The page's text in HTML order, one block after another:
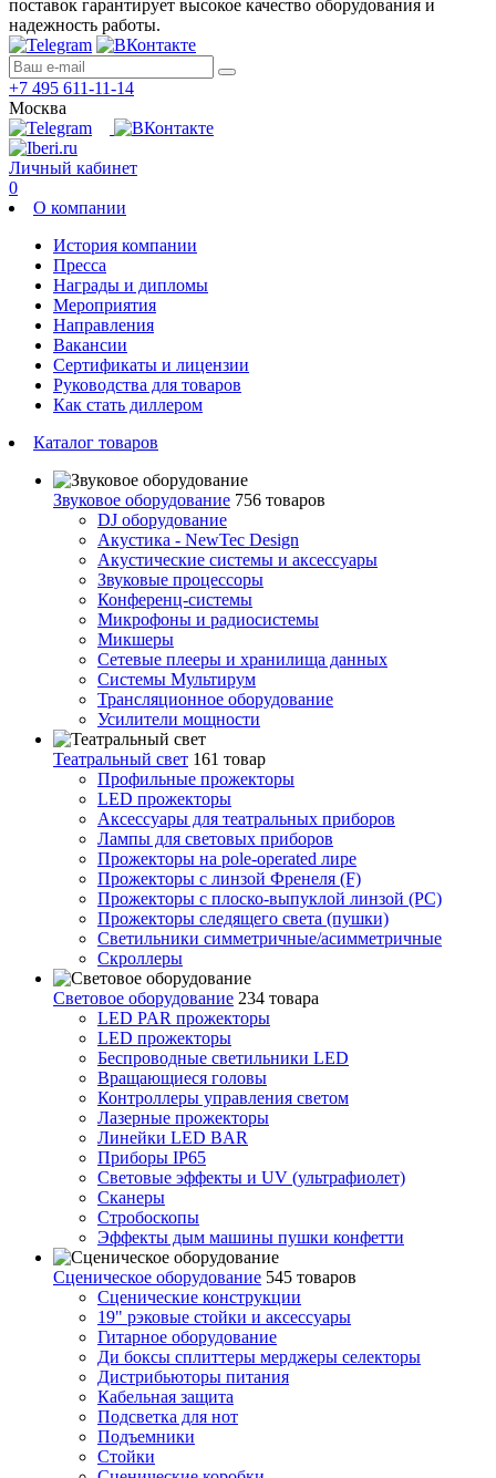
поставок гарантирует высокое качество оборудования и
надежность работы.
+7 495 611-11-14
Москва
Личный кабинет
0
О компании
История компании
Пресса
Награды и дипломы
Мероприятия
Направления
Вакансии
Сертификаты и лицензии
Руководства для товаров
Как стать диллером
Каталог товаров
Звуковое оборудование 756 товаров
DJ оборудование
Акустика - NewTec Design
Акустические системы и аксессуары
Звуковые процессоры
Конференц-системы
Микрофоны и радиосистемы
Микшеры
Сетевые плееры и хранилища данных
Системы Мультирум
Трансляционное оборудование
Усилители мощности
Театральный свет 161 товар
Профильные прожекторы
LED прожекторы
Аксессуары для театральных приборов
Лампы для световых приборов
Прожекторы на pole-operated лире
Прожекторы с линзой Френеля (F)
Прожекторы с плоско-выпуклой линзой (PC)
Прожекторы следящего света (пушки)
Светильники симметричные/асимметричные
Скроллеры
Световое оборудование 234 товара
LED PAR прожекторы
LED прожекторы
Беспроводные светильники LED
Вращающиеся головы
Контроллеры управления светом
Лазерные прожекторы
Линейки LED BAR
Приборы IP65
Световые эффекты и UV (ультрафиолет)
Сканеры
Стробоскопы
Эффекты дым машины пушки конфетти
Сценическое оборудование 545 товаров
Сценические конструкции
19" рэковые стойки и аксесcуары
Гитарное оборудование
Ди боксы сплиттеры мерджеры селекторы
Дистрибьюторы питания
Кабельная защита
Подсветка для нот
Подъемники
Стойки